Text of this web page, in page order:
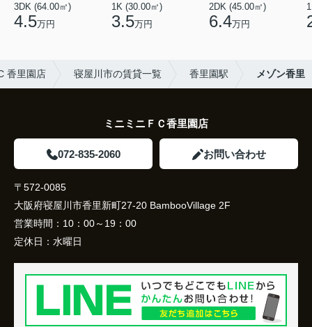
3DK (64.00㎡)
4.5万円
1K (30.00㎡)
3.5万円
2DK (45.00㎡)
6.4万円
香里園店 寝屋川市の賃貸一覧 香里園駅 メゾン香里
ミニミニＦＣ香里園店
072-835-2060 お問い合わせ
〒572-0085
大阪府寝屋川市香里新町27-20 BambooVillage 2F
営業時間： 10：00～19：00
定休日： 水曜日